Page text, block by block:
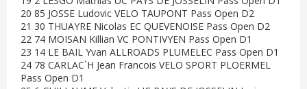
20 85 JOSSE Ludovic VELO TAUPONT Pass Open D2
21 30 THUAYRE Nicolas EC QUEVENOISE Pass Open D2
22 74 MOISAN Killian VC PONTIVYEN Pass Open D1
23 14 LE BAIL Yvan ALLROADS PLUMELEC Pass Open D1
24 78 CARLAC`H Jean Francois VELO SPORT PLOERMEL
Pass Open D1